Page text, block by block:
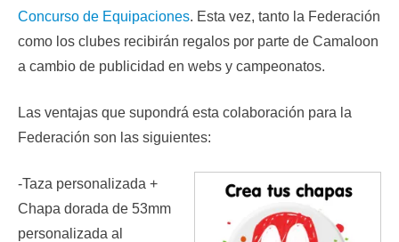
Concurso de Equipaciones. Esta vez, tanto la Federación
como los clubes recibirán regalos por parte de Camaloon
a cambio de publicidad en webs y campeonatos.
Las ventajas que supondrá esta colaboración para la
Federación son las siguientes:
-Taza personalizada +
Chapa dorada de 53mm
personalizada al